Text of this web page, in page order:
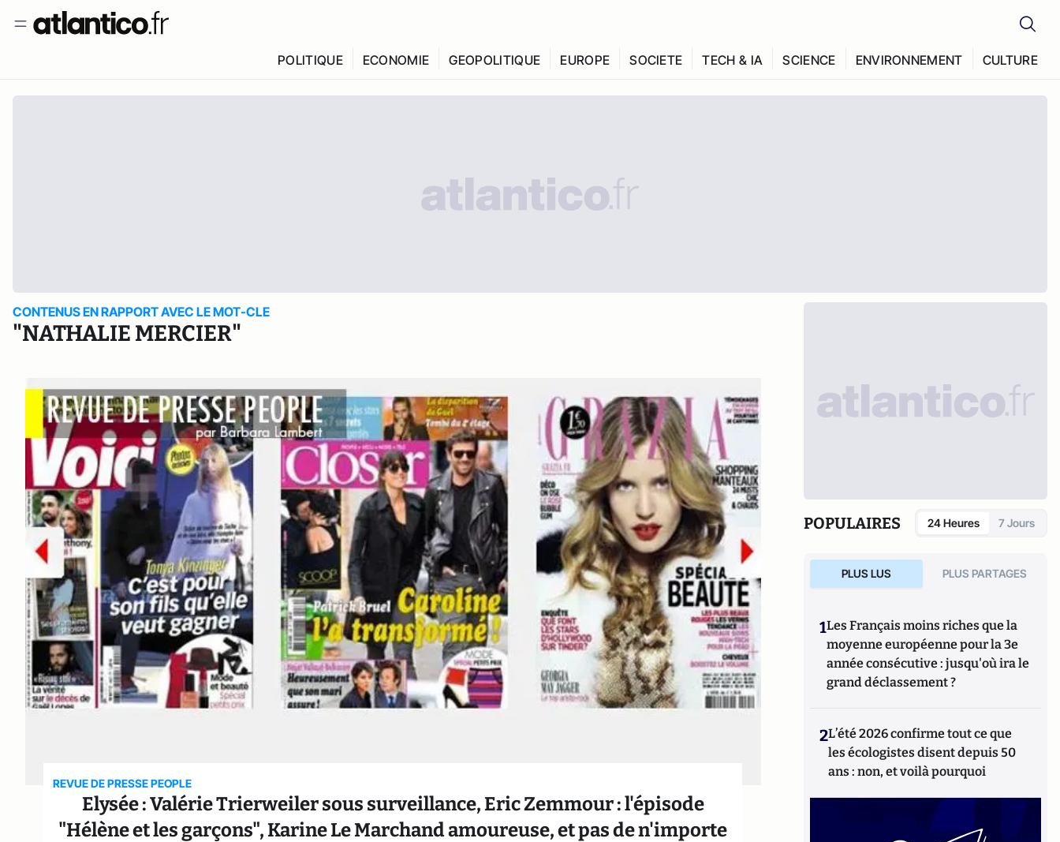
POLITIQUE ECONOMIE GEOPOLITIQUE EUROPE SOCIETE TECH & IA SCIENCE ENVIRONNEMENT CULTURE
CONTENUS EN RAPPORT AVEC LE MOT-CLE
"NATHALIE MERCIER"
REVUE DE PRESSE PEOPLE
Elysée : Valérie Trierweiler sous surveillance, Eric Zemmour : l'épisode
"Hélène et les garçons", Karine Le Marchand amoureuse, et pas de n'importe
POPULAIRES 24 Heures 7 Jours
PLUS LUS PLUS PARTAGES
1Les Français moins riches que la
moyenne européenne pour la 3e
année consécutive : jusqu'où ira le
grand déclassement ?
2L’été 2026 confirme tout ce que
les écologistes disent depuis 50
ans : non, et voilà pourquoi